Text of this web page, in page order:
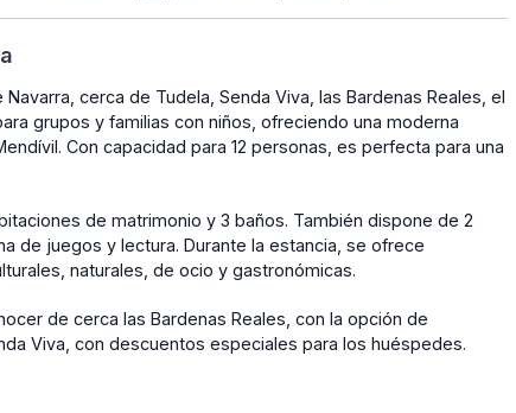
cerca de Tudela, Senda Viva, las Bardenas Reales, el
grupos y familias con niños, ofreciendo una moderna
Con capacidad para 12 personas, es perfecta para una
de matrimonio y 3 baños. También dispone de 2
de juegos y lectura. Durante la estancia, se ofrece
naturales, de ocio y gastronómicas.
de cerca las Bardenas Reales, con la opción de
Viva, con descuentos especiales para los huéspedes.